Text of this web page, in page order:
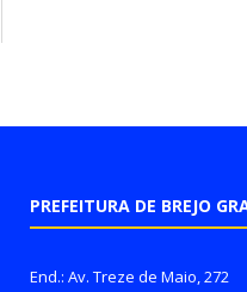
PREFEITURA DE BREJO
End.: Av. Treze de Maio, 272